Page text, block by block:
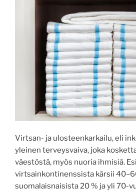
Virtsan- ja ulosteenkarkailu, eli
yleinen terveysvaiva, joka
väestöstä, myös nuoria ihmisiä.
virtsainkontinenssista kärsii
suomalaisnaisista 20 % ja yli 70-